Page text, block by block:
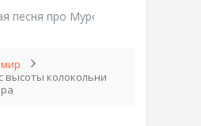
песня про Муром: «Былинный
высоты колокольни